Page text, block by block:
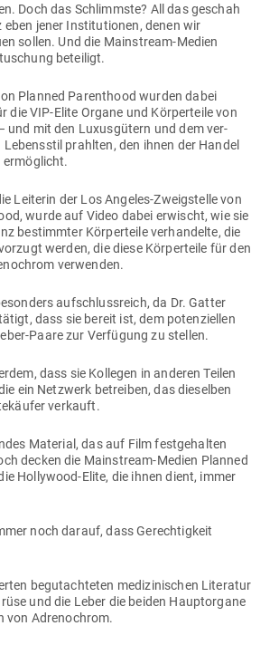
Doch das Schlimmste? All das geschah
eben jener Insti­tu­tionen, denen wir
sollen. Und die Main­stream-Medien
beteiligt.
Planned Paren­thood wurden dabei
die VIP-Elite Organe und Kör­per­teile von
und mit den Luxus­gütern und dem ver­
prahlten, den ihnen der Handel
ermöglicht.
Lei­terin der Los Angeles-Zweig­stelle von
wurde auf Video dabei erwischt, wie sie
bestimmter Kör­per­teile ver­han­delte, die
werden, die diese Kör­per­teile für den
verwenden.
auf­schluss­reich, da Dr. Gatter
dass sie bereit ist, dem poten­zi­ellen
Paare zur Ver­fügung zu stellen.
dass sie Kol­legen in anderen Teilen
ein Netzwerk betreiben, das die­selben
verkauft.
Material, das auf Film fest­ge­halten
decken die Main­stream-Medien Planned
Hol­lywood-Elite, die ihnen dient, immer
noch darauf, dass Gerech­tigkeit
begut­ach­teten medi­zi­ni­schen Lite­ratur
und die Leber die beiden Haupt­organe
von Adrenochrom.